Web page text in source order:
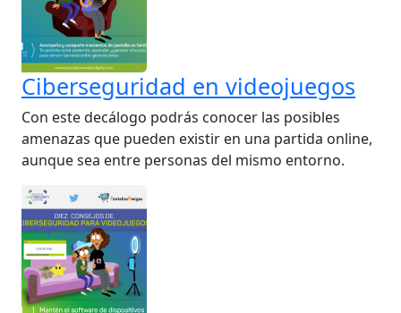
Ciberseguridad en videojuegos
Con este decálogo podrás conocer las posibles
amenazas que pueden existir en una partida online,
aunque sea entre personas del mismo entorno.